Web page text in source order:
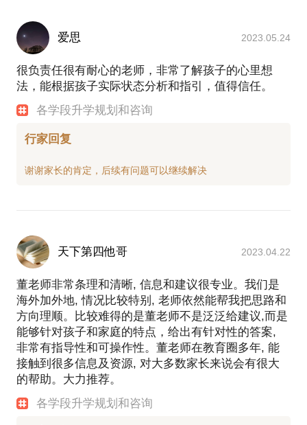
爱思 2023.05.24
很负责任很有耐心的老师，非常了解孩子的心里想
法，能根据孩子实际状态分析和指引，值得信任。
各学段升学规划和咨询
行家回复
天下第四他哥 2023.04.22
董老师非常条理和清晰, 信息和建议很专业。我们是
海外加外地, 情况比较特别, 老师依然能帮我把思路和
方向理顺。比较难得的是董老师不是泛泛给建议,而是
能够针对孩子和家庭的特点，给出有针对性的答案,
非常有指导性和可操作性。董老师在教育圈多年, 能
接触到很多信息及资源, 对大多数家长来说会有很大
的帮助。大力推荐。
各学段升学规划和咨询